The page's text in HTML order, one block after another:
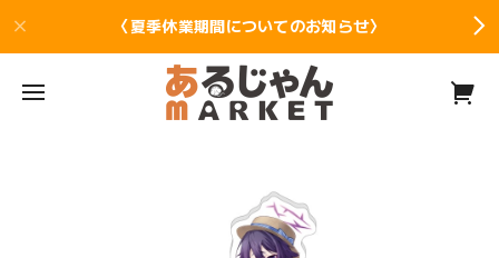
〈夏季休業期間についてのお知らせ〉